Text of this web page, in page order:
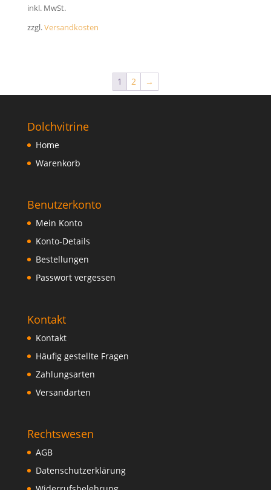
inkl. MwSt.
zzgl.Versandkosten
1 2 →
Dolchvitrine
Home
Warenkorb
Benutzerkonto
Mein Konto
Konto-Details
Bestellungen
Passwort vergessen
Kontakt
Kontakt
Häufig gestellte Fragen
Zahlungsarten
Versandarten
Rechtswesen
AGB
Datenschutzerklärung